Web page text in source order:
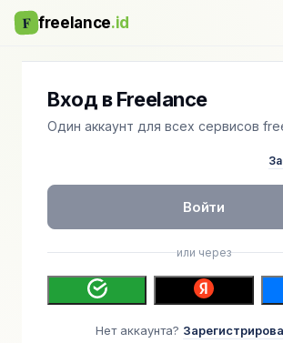
F freelance.id
Вход в Freelance
Один аккаунт для всех сервисов
Войти
или через
Нет аккаунта?